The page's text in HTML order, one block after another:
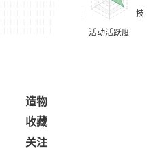
造物
收藏
关注